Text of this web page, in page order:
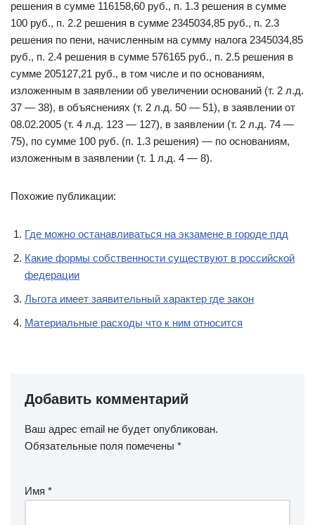
решения в сумме 116158,60 руб., п. 1.3 решения в сумме
100 руб., п. 2.2 решения в сумме 2345034,85 руб., п. 2.3
решения по пени, начисленным на сумму налога 2345034,85
руб., п. 2.4 решения в сумме 576165 руб., п. 2.5 решения в
сумме 205127,21 руб., в том числе и по основаниям,
изложенным в заявлении об увеличении оснований (т. 2 л.д.
37 — 38), в объяснениях (т. 2 л.д. 50 — 51), в заявлении от
08.02.2005 (т. 4 л.д. 123 — 127), в заявлении (т. 2 л.д. 74 —
75), по сумме 100 руб. (п. 1.3 решения) — по основаниям,
изложенным в заявлении (т. 1 л.д. 4 — 8).
Похожие публикации:
Где можно останавливаться на экзамене в городе пдд
Какие формы собственности существуют в российской
федерации
Льгота имеет заявительный характер где закон
Материальные расходы что к ним относится
Добавить комментарий
Ваш адрес email не будет опубликован.
Обязательные поля помечены *
Имя *